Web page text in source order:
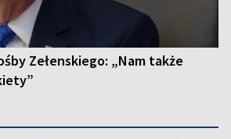
Zełenskiego: „Nam także